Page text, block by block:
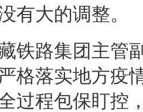
有大的调整。
路集团主管副
格落实地方疫
过程包保盯控